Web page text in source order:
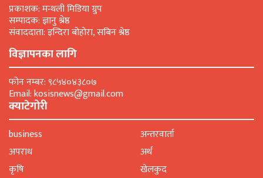
प्रकाशक: मन्थली मिडिया ग्रुप
सम्पादक: ज्ञानु श्रेष्ठ
संवाददाता: इन्दिरा बोहोरा, सबिन श्रेष्ठ
विज्ञापनका लागि
फोन नम्बर: ९८५४०४३८०७
Email: kosisnews@gmail.com
क्याटेगोरी
business
अन्तरवार्ता
अपराध
अर्थ
कृषि
खेलकुद